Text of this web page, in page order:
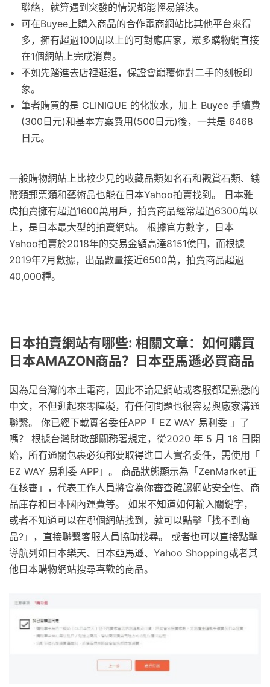
聯絡，就算遇到突發的情況都能輕易解決。
可在Buyee上購入商品的合作電商網站比其他平台來得
多，擁有超過100間以上的可對應店家，眾多購物網直接
在1個網站上完成消費。
不如先踏進去店裡逛逛，保證會巔覆你對二手的刻板印
象。
筆者購買的是 CLINIQUE 的化妝水，加上 Buyee 手續費
(300日元)和基本方案費用(500日元)後，一共是 6468
日元。
一般購物網站上比較少見的收藏品類如名石和觀賞石類、錢
幣類郵票類和藝術品也能在日本Yahoo拍賣找到。 日本雅
虎拍賣擁有超過1600萬用戶，拍賣商品經常超過6300萬以
上，是日本最大型的拍賣網站。 根據官方數字，日本
Yahoo拍賣於2018年的交易金額高達8151億円，而根據
2019年7月數據，出品數量接近6500萬，拍賣商品超過
40,000種。
日本拍賣網站有哪些: 相關文章：如何購買
日本AMAZON商品？日本亞馬遜必買商品
因為是台灣的本土電商，因此不論是網站或客服都是熟悉的
中文，不但逛起來零障礙，有任何問題也很容易與廠家溝通
聯繫。 你已經下載實名委任APP「 EZ WAY 易利委 」了
嗎？ 根據台灣財政部關務署規定，從2020 年 5 月 16 日開
始，所有通關包裹必須都要取得進口人實名委任，需使用「
EZ WAY 易利委 APP」。 商品狀態顯示為「ZenMarket正
在核審」，代表工作人員將會為你審查確認網站安全性、商
品庫存和日本國內運費等。 如果不知道如何輸入關鍵字，
或者不知道可以在哪個網站找到，就可以點擊「找不到商
品?」，直接聯繫客服人員協助找尋。 或者也可以直接點擊
導航列如日本樂天、日本亞馬遜、Yahoo Shopping或者其
他日本購物網站搜尋喜歡的商品。